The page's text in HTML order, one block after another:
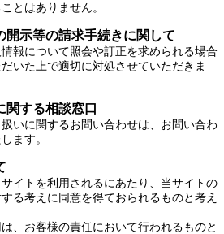
とはありません。
開示等の請求手続きに関して
報について照会や訂正を求められる場合
いた上で適切に対処させていただきま
関する相談窓口
いに関するお問い合わせは、お問い合わ
ます。
イトを利用されるにあたり、当サイトの
る考えに同意を得ておられるものと考え
、お客様の責任において行われるものと